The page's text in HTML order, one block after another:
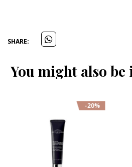
SHARE:
You might also
-20%